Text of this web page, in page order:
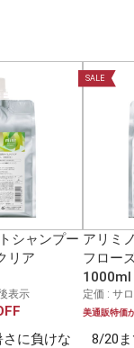
シャンプー
リア
表示
に負けな
SALE
アリミ
フロー
1000ml
定価 : サ
美通販特価
8/20